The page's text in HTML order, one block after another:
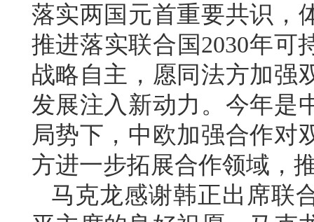
落实两国元首重要共识，
推进落实联合国2030年可
战略自主，愿同法方加强
发展注入新动力。今年是
局势下，中欧加强合作对
方进一步拓展合作领域，
马克龙感谢韩正出席联